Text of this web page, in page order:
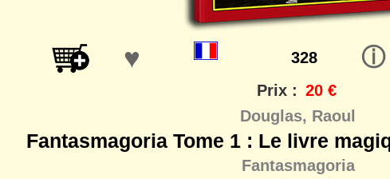
♥ 328 ⓘ
Prix : 20 €
Douglas, Raoul
Fantasmagoria Tome 1 : Le livre
Fantasmagoria